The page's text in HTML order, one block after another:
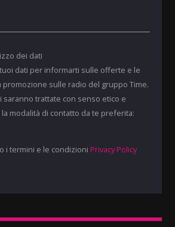
dei dati
dati per informarti sulle offerte e le
promozione sulle radio del gruppo Time.
saranno trattate con senso etico e
modalità di contatto da te preferita:
i termini e le condizioni Privacy Policy